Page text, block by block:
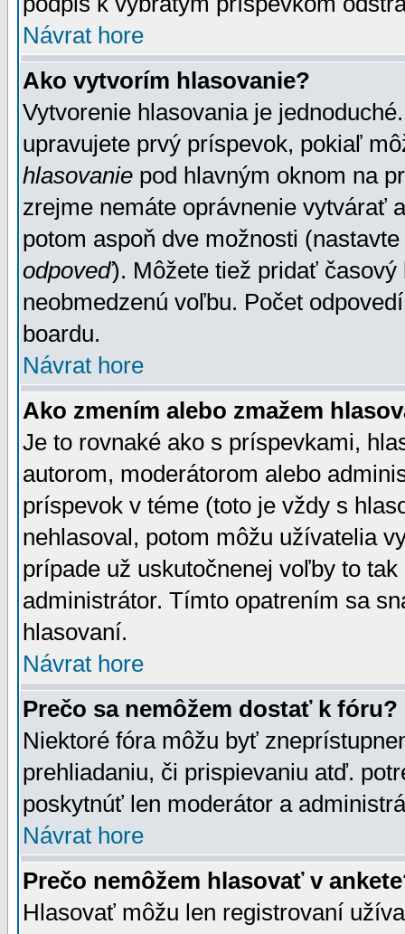
Návrat hore
Ako vytvorím hlasovanie?
Vytvorenie hlasovania je
upravujete prvý príspevok, pokiaľ
hlasovanie pod hlavným oknom na
zrejme nemáte oprávnenie vytvárať
potom aspoň dve možnosti
odpoveď). Môžete tiež pridať
neobmedzenú voľbu. Počet
boardu.
Návrat hore
Ako zmením alebo zmažem
Je to rovnaké ako s príspevkami,
autorom, moderátorom alebo
príspevok v téme (toto je vždy s
nehlasoval, potom môžu užívatelia
prípade už uskutočnenej voľby to
administrátor. Tímto opatrením sa
hlasovaní.
Návrat hore
Prečo sa nemôžem dostať k fóru?
Niektoré fóra môžu byť
prehliadaniu, či prispievaniu atď.
poskytnúť len moderátor a
Návrat hore
Prečo nemôžem hlasovať v
Hlasovať môžu len registrovaní